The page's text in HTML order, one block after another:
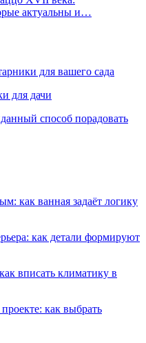
актуальны и…
для вашего сада
для дачи
способ порадовать
как ванная задаёт логику
как детали формируют
вписать климатику в
как выбрать